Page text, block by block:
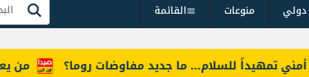
منوعات القائمة بحث
من يعرف تمهيداً للسلام... ما جديد مفاوضات روما؟